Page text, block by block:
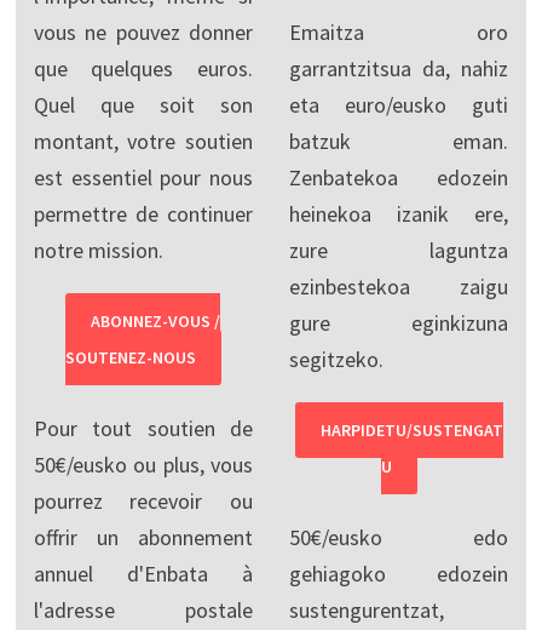
vous ne pouvez donner
que quelques euros.
Quel que soit son
montant, votre soutien
est essentiel pour nous
permettre de continuer
notre mission.
ABONNEZ-VOUS /
SOUTENEZ-NOUS
Pour tout soutien de
50€/eusko ou plus, vous
pourrez recevoir ou
offrir un abonnement
annuel d'Enbata à
l'adresse postale
Emaitza oro
garrantzitsua da, nahiz
eta euro/eusko guti
batzuk eman.
Zenbatekoa edozein
heinekoa izanik ere,
zure laguntza
ezinbestekoa zaigu
gure eginkizuna
segitzeko.
HARPIDETU/SUSTENGAT
U
50€/eusko edo
gehiagoko edozein
sustengurentzat,